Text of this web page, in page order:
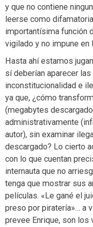
y que no contiene
leerse como
importantísima función
vigilado y no impune en
Hasta ahí estamos
sí deberían aparecer
inconstitucionalidad e
ya que, ¿cómo
(megabytes
administrativamente
autor), sin examinar
descargado? Lo cierto
con lo que cuentan
internauta que no
tenga que mostrar sus
películas. «Le gané el
preso por piratería»… a
prevee Enrique, son los